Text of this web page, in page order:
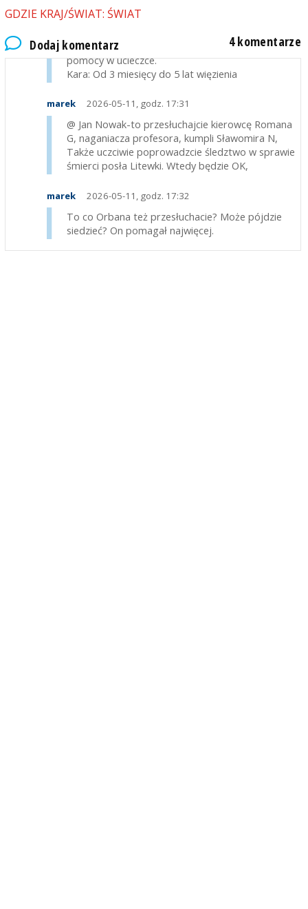
GDZIE KRAJ/ŚWIAT: ŚWIAT
Dodaj komentarz 4 komentarze
To PRZESTĘPSTWO. Art. 239 Kodeksu karnego.
Grozi za to kara pozbawienia wolności od 3
schronienia, ukrywania, zacierania śladów czy
pomocy w ucieczce.
Kara: Od 3 miesięcy do 5 lat więzienia
marek 2026-05-11, godz. 17:31
@ Jan Nowak-to przesłuchajcie kierowcę Romana
G, naganiacza profesora, kumpli Sławomira N,
Także uczciwie poprowadzcie śledztwo w sprawie
śmierci posła Litewki. Wtedy będzie OK,
marek 2026-05-11, godz. 17:32
To co Orbana też przesłuchacie? Może pójdzie
siedzieć? On pomagał najwięcej.